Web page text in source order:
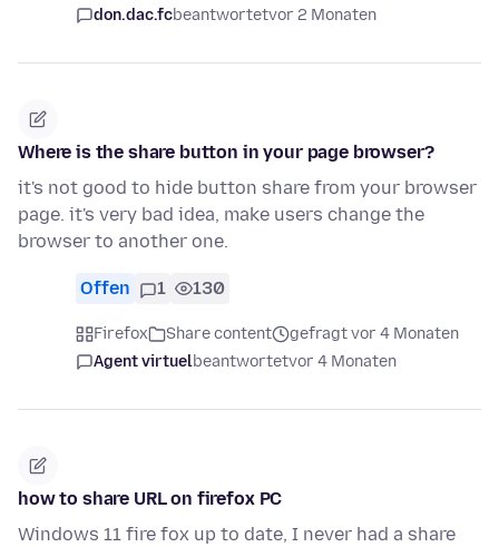
don.dac.fcbeantwortetvor 2 Monaten
Where is the share button in your page browser?
it's not good to hide button share from your browser
page. it's very bad idea, make users change the
browser to another one.
Offen 1 130
Firefox Share content
gefragt vor 4 Monaten
Agent virtuelbeantwortetvor 4 Monaten
how to share URL on firefox PC
Windows 11 fire fox up to date, I never had a share